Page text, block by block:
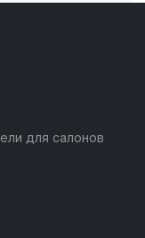
для салонов